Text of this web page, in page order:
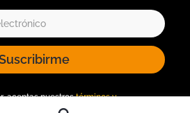
aceptas nuestrostérminos y
de tratamiento de información